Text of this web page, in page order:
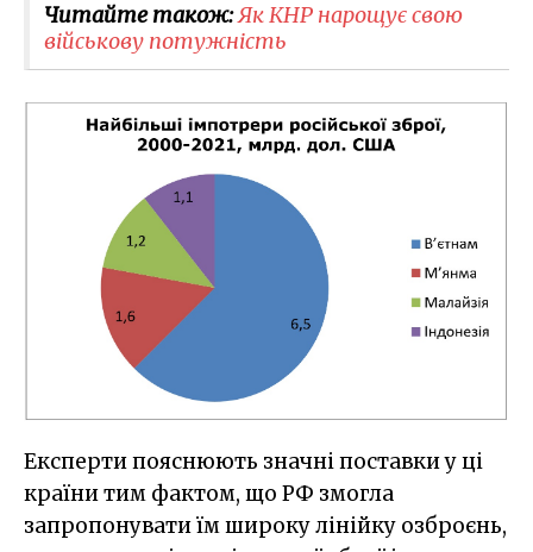
Читайте також:Як КНР нарощує свою
військову потужність
Експерти пояснюють значні поставки у ці
країни тим фактом, що РФ змогла
запропонувати їм широку лінійку озброєнь,